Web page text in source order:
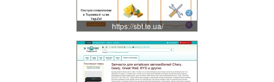
https://sbt.te.ua/